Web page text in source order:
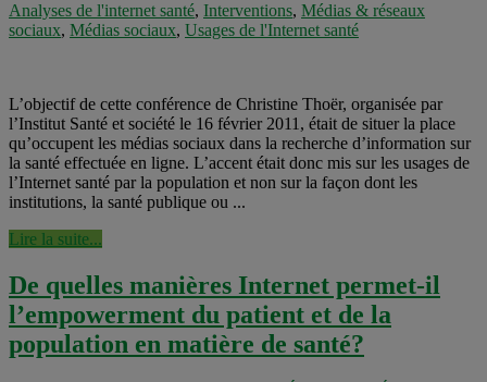
Analyses de l'internet santé, Interventions, Médias & réseaux
sociaux, Médias sociaux, Usages de l'Internet santé
L’objectif de cette conférence de Christine Thoër, organisée par
l’Institut Santé et société le 16 février 2011, était de situer la place
qu’occupent les médias sociaux dans la recherche d’information sur
la santé effectuée en ligne. L’accent était donc mis sur les usages de
l’Internet santé par la population et non sur la façon dont les
institutions, la santé publique ou ...
Lire la suite...
De quelles manières Internet permet-il
l’empowerment du patient et de la
population en matière de santé?